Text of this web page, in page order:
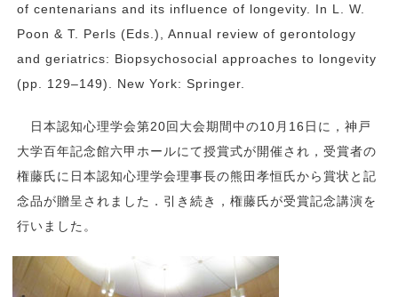
of centenarians and its influence of longevity. In L. W.
Poon & T. Perls (Eds.), Annual review of gerontology
and geriatrics: Biopsychosocial approaches to longevity
(pp. 129–149). New York: Springer.
日本認知心理学会第20回大会期間中の10月16日に，神戸
大学百年記念館六甲ホールにて授賞式が開催され，受賞者の
権藤氏に日本認知心理学会理事長の熊田孝恒氏から賞状と記
念品が贈呈されました．引き続き，権藤氏が受賞記念講演を
行いました。